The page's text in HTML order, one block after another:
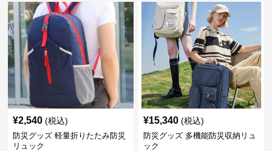
¥2,540 (税込)
防災グッズ 軽量折りたたみ防災
リュック
¥15,340 (税込)
防災グッズ 多機能防災収納リュ
ック